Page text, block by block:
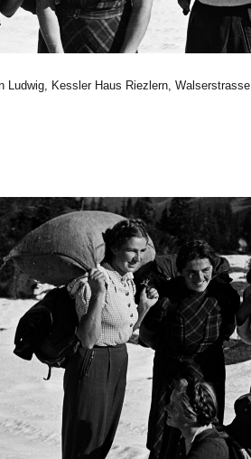
Ludwig, Kessler Haus Riezlern, Walserstrasse